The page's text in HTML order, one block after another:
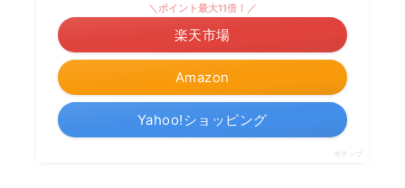
Amazon
＼ポイント最大11倍！／
楽天市場
Yahoo!ショッピング
ポチップ